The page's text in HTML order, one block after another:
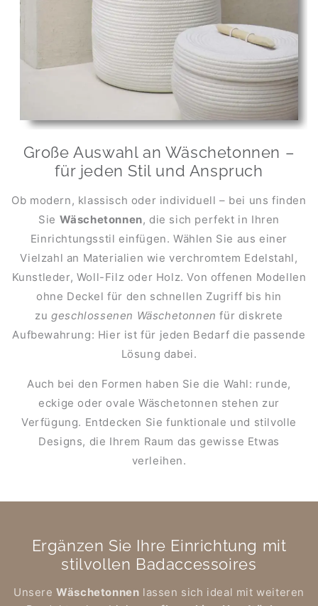
Große Auswahl an Wäschetonnen –
für jeden Stil und Anspruch
Ob modern, klassisch oder individuell – bei uns finden
Sie Wäschetonnen, die sich perfekt in Ihren
Einrichtungsstil einfügen. Wählen Sie aus einer
Vielzahl an Materialien wie verchromtem Edelstahl,
Kunstleder, Woll-Filz oder Holz. Von offenen Modellen
ohne Deckel für den schnellen Zugriff bis hin
zugeschlossenen Wäschetonnen für diskrete
Aufbewahrung: Hier ist für jeden Bedarf die passende
Lösung dabei.
Auch bei den Formen haben Sie die Wahl: runde,
eckige oder ovale Wäschetonnen stehen zur
Verfügung. Entdecken Sie funktionale und stilvolle
Designs, die Ihrem Raum das gewisse Etwas
verleihen.
Ergänzen Sie Ihre Einrichtung mit
stilvollen Badaccessoires
UnsereWäschetonnen lassen sich ideal mit weiteren